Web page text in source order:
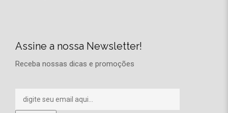
Assine a nossa Newsletter!
Receba nossas dicas e promoções